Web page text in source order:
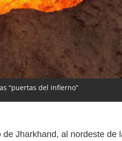
“puertas del infierno”
Jharkhand, al nordeste de